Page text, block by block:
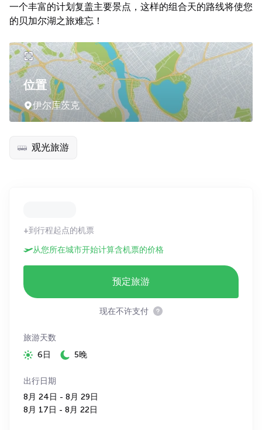
一个丰富的计划复盖主要景点，这样的组合天的路线将使您
的贝加尔湖之旅难忘！
位置
伊尔库茨克
观光旅游
+到行程起点的机票
从您所在城市开始计算含机票的价格
预定旅游
现在不许支付
旅游天数
6日
5晚
出行日期
8月 24日 - 8月 29日
8月 17日 - 8月 22日